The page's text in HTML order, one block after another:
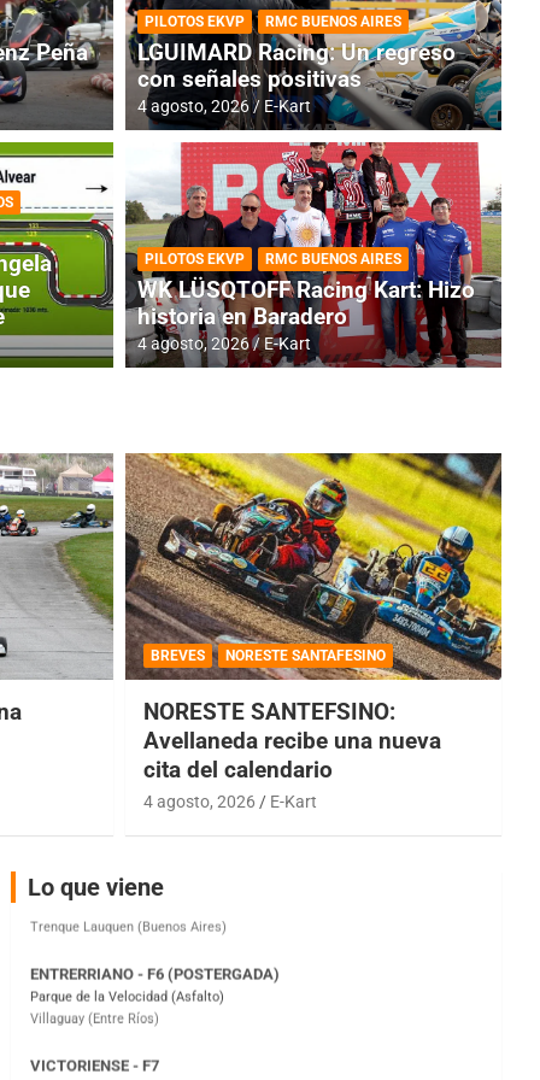
Horarios para la
Peña
PILOTOS EKVP RMC BUENOS AIRES
LGUIMARD Racing: Un regreso
con señales positivas
4 agosto, 2026 E-Kart
PILOTOS EKVP RMC BUENOS AIRES
WK LÜSQTOFF Racing Kart: Hizo
historia en Baradero
4 agosto, 2026 E-Kart
BREVES NORESTE SANTAFESINO
NORESTE SANTEFSINO:
Avellaneda recibe una nueva
cita del calendario
4 agosto, 2026 E-Kart
Lo que viene
COBERTURA ESPECIAL DE E-KART.COM.AR
IAME SERIES ARGENTINA 6
Ramiro Tot (Asfalto)
Baradero (Buenos Aires)
Ciudad de Trenque Lauquen (Asfalto)
Parque de la Velocidad (Asfalto)
El Cerro (Tierra)
Victoria (Entre Ríos)
Moto Club Reginense (Tierra)